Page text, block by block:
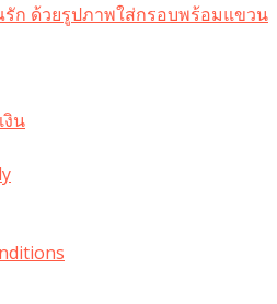
ก ด้วยรูปภาพใส่กรอบพร้อมแขวน​
งิน